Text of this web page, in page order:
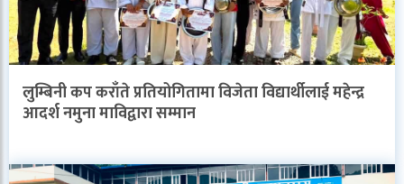
लुम्बिनी कप कराँते प्रतियोगितामा विजेता विद्यार्थीलाई महेन्द्र
आदर्श नमुना माविद्वारा सम्मान